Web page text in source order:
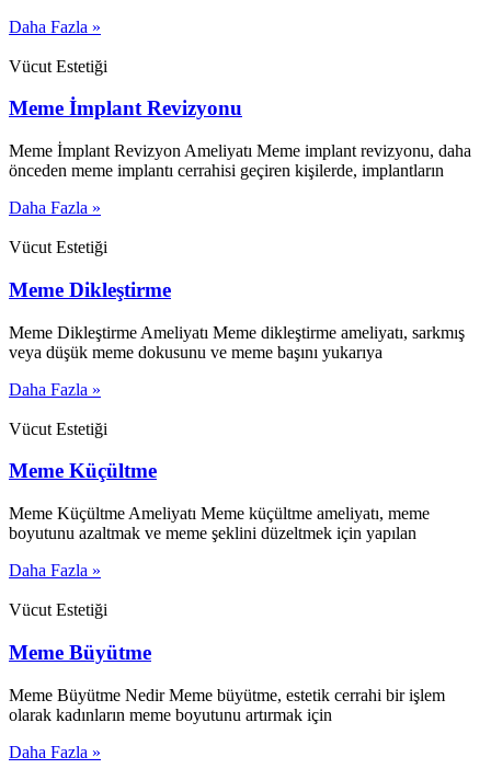
Daha Fazla »
Vücut Estetiği
Meme İmplant Revizyonu
Meme İmplant Revizyon Ameliyatı Meme implant revizyonu, daha
önceden meme implantı cerrahisi geçiren kişilerde, implantların
Daha Fazla »
Vücut Estetiği
Meme Dikleştirme
Meme Dikleştirme Ameliyatı Meme dikleştirme ameliyatı, sarkmış
veya düşük meme dokusunu ve meme başını yukarıya
Daha Fazla »
Vücut Estetiği
Meme Küçültme
Meme Küçültme Ameliyatı Meme küçültme ameliyatı, meme
boyutunu azaltmak ve meme şeklini düzeltmek için yapılan
Daha Fazla »
Vücut Estetiği
Meme Büyütme
Meme Büyütme Nedir Meme büyütme, estetik cerrahi bir işlem
olarak kadınların meme boyutunu artırmak için
Daha Fazla »